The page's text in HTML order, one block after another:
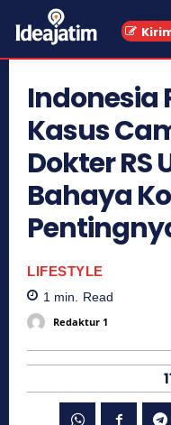
Indonesia
Kasus
Dokter RS
Bahaya
LIFESTYLE
1 min. Read
Redaktur 1